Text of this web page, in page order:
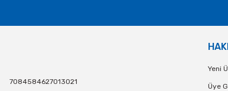
7084584627013021
Yeni
Üye